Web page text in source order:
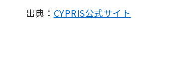
出典： CYPRIS公式サイト